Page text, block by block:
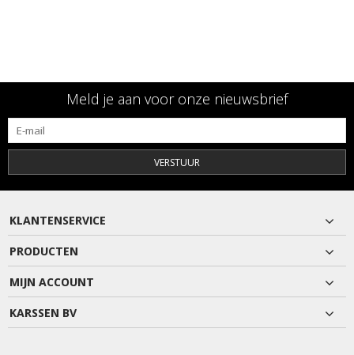
Meld je aan voor onze nieuwsbrief
VERSTUUR
KLANTENSERVICE
PRODUCTEN
MIJN ACCOUNT
KARSSEN BV